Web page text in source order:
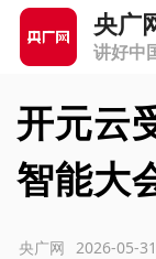
央广
讲好中
开元云
智能大
2026-05-
央广网